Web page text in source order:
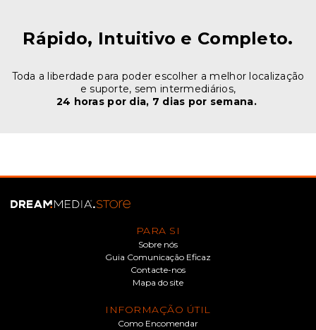
Rápido, Intuitivo e Completo.
Toda a liberdade para poder escolher a melhor localização
e suporte, sem intermediários,
24 horas por dia, 7 dias por semana.
PARA SI
Sobre nós
Guia Comunicação Eficaz
Contacte-nos
Mapa do site
INFORMAÇÃO ÚTIL
Como Encomendar